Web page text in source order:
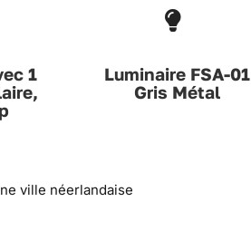
1
Luminaire FSA-01
Gris Métal